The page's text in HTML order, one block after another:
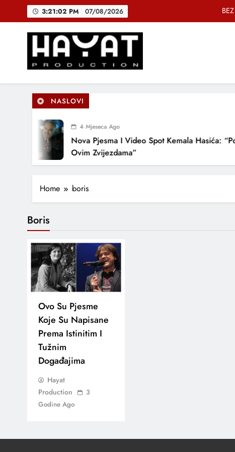
3:21:03 PM 07/08/2026
DJEČIJI
DJEČIJI HOR
Hayat Production
Promocija domaće muzike
NASLOVI
4 Mjeseca Ago
Nova Pjesma I Video Spot Kemala Hasića:
Ovim Zvijezdama”
Home boris
Boris
Ovo Su Pjesme
Koje Su Napisane
Prema Istinitim I
Tužnim
Događajima
Hayat
Production
3
Godine Ago